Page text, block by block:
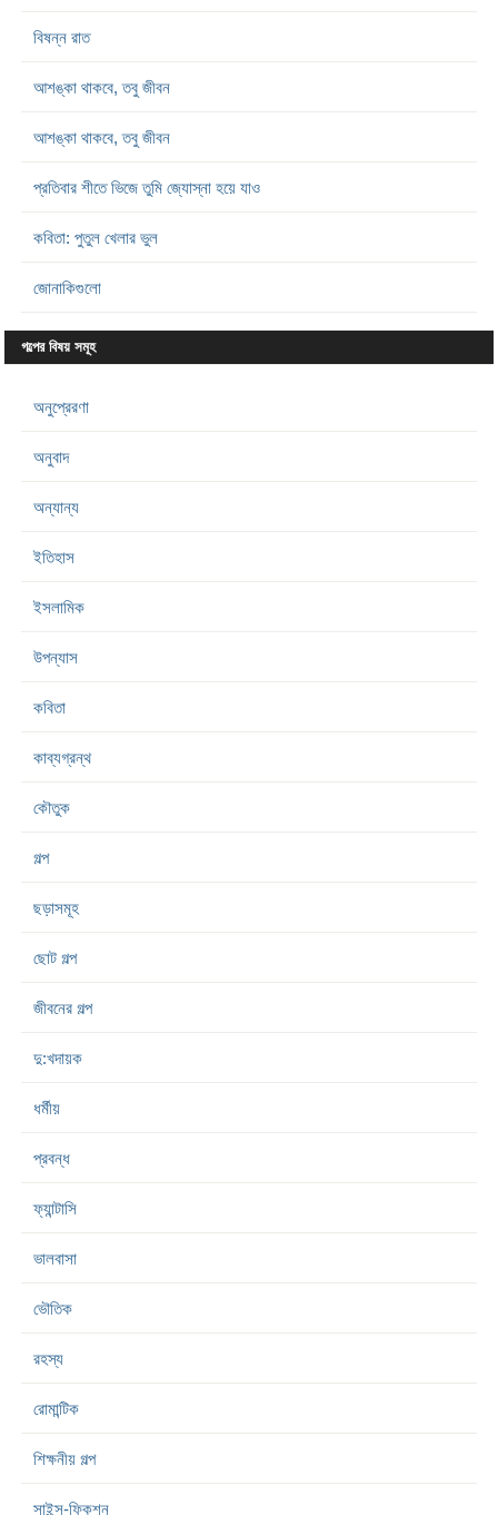
বিষন্ন রাত
আশঙ্কা থাকবে, তবু জীবন
আশঙ্কা থাকবে, তবু জীবন
প্রতিবার শীতে ভিজে তুমি জ্যোস্না হয়ে যাও
কবিতা: পুতুল খেলার ভুল
জোনাকিগুলো
গল্পের বিষয় সমূহ
অনুপ্রেরণা
অনুবাদ
অন্যান্য
ইতিহাস
ইসলামিক
উপন্যাস
কবিতা
কাব্যগ্রন্থ
কৌতুক
গল্প
ছড়াসমূহ
ছোট গল্প
জীবনের গল্প
দু:খদায়ক
ধর্মীয়
প্রবন্ধ
ফ্যান্টাসি
ভালবাসা
ভৌতিক
রহস্য
রোমান্টিক
শিক্ষনীয় গল্প
সাইন্স-ফিকশন